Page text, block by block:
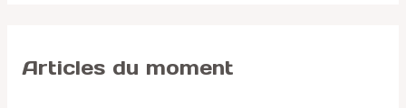
Articles du moment